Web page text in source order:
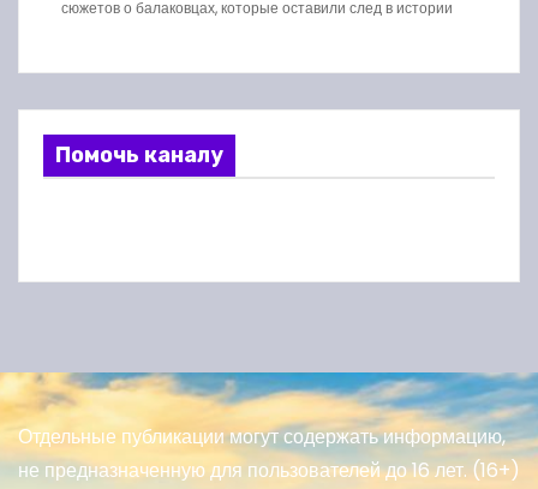
сюжетов о балаковцах, которые оставили след в истории
Помочь каналу
Отдельные публикации могут содержать информацию,
не предназначенную для пользователей до 16 лет. (16+)